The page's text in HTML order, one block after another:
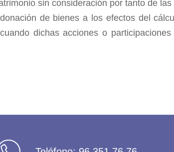
sin consideración por tanto de
de bienes a los efectos del
dichas acciones o